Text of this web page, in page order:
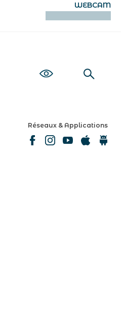
WEBCAM
Réseaux & Applications